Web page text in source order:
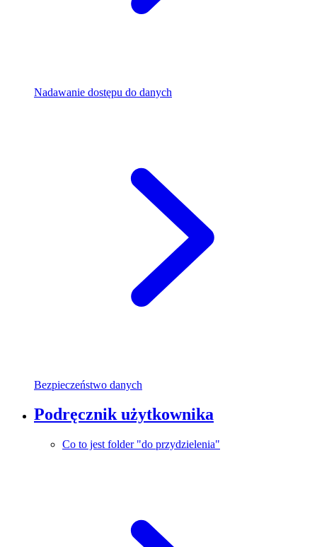
Nadawanie dostępu do danych
Bezpieczeństwo danych
Podręcznik użytkownika
Co to jest folder "do przydzielenia"